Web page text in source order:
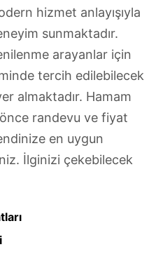
hizmet anlayışıyla
sunmaktadır.
arayanlar için
tercih edilebilecek
almaktadır. Hamam
randevu ve fiyat
en uygun
İlginizi çekebilecek